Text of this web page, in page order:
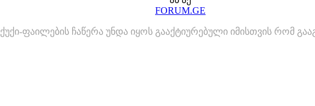
FORUM.GE
ქუქი-ფაილების ჩაწერა უნდა იყოს გააქტიურებული იმისთვის რომ